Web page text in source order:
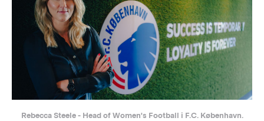
Rebecca Steele - Head of Women's Football i F.C. København.